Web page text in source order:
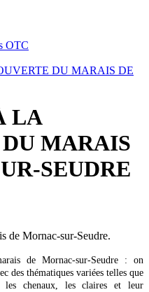
OTC
DU MARAIS DE
LA
MARAIS
SEUDRE
de Mornac-sur-Seudre.
de Mornac-sur-Seudre : on
des thématiques variées telles que
les chenaux, les claires et leur